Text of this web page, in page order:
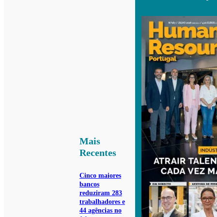
Mais
Recentes
Cinco maiores
bancos
reduziram 283
trabalhadores e
44 agências no